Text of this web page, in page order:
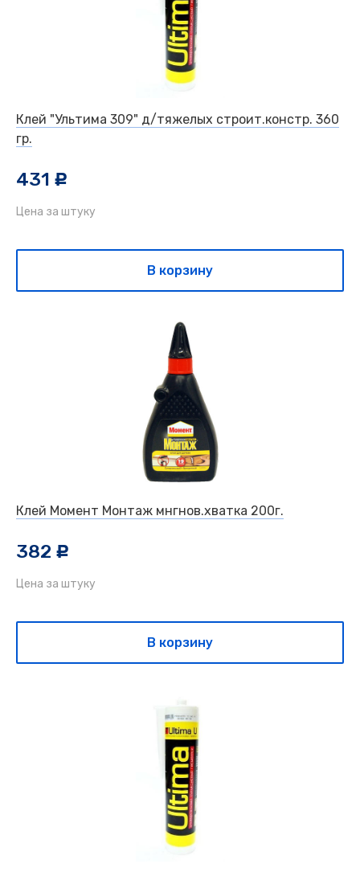
Клей "Ультима 309" д/тяжелых строит.констр. 360
гр.
431 c
Цена за штуку
В корзину
Клей Момент Монтаж мнгнов.хватка 200г.
382 c
Цена за штуку
В корзину